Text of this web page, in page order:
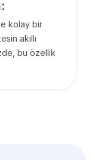
kolay bir
akıllı
bu özellik